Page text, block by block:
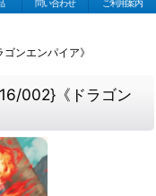
問い合わせ ご利用案内
ンエンパイア》
002}《ドラゴン